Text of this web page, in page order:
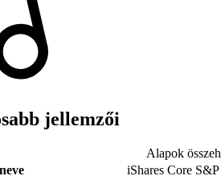
jellemzői
Alapok
iShares Core